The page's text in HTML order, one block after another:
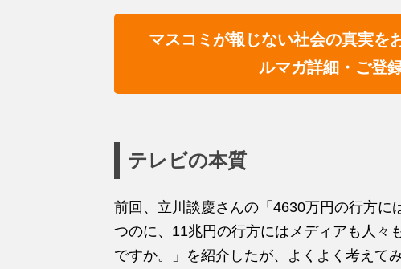
マスコミが報じない社会の真実を
ルマガ詳細・ご登
テレビの本質
前回、立川談慶さんの「4630万円の行方に
つのに、11兆円の行方にはメディアも人々
ですか。」を紹介したが、よくよく考えて